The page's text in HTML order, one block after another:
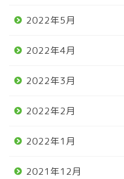
2022年5月
2022年4月
2022年3月
2022年2月
2022年1月
2021年12月